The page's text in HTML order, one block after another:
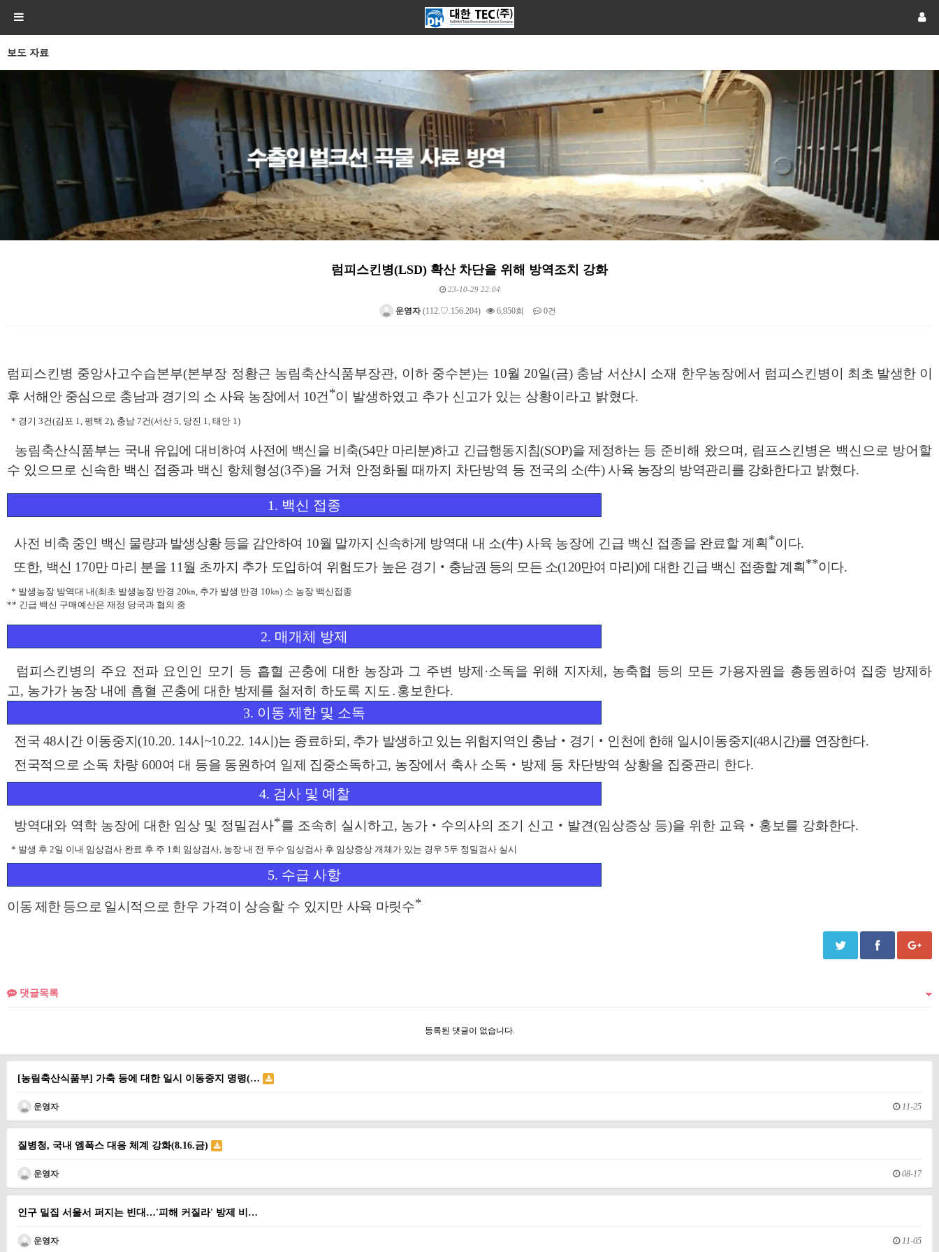
보도 자료
럼피스킨병(LSD) 확산 차단을 위해 방역조치 강화
23-10-29 22:04
운영자(112.♡.156.204) 6,950회 0건
럼피스킨병 중앙사고수습본부(본부장 정황근 농림축산식품부장관, 이하 중수본)는 10월 20일(금) 충남 서산시 소재 한우농장에서 럼피스킨병이 최초 발생한 이
후 서해안 중심으로 충남과 경기의 소 사육 농장에서 10건*이 발생하였고 추가 신고가 있는 상황이라고 밝혔다.
* 경기 3건(김포 1, 평택 2), 충남 7건(서산 5, 당진 1, 태안 1)
농림축산식품부는 국내 유입에 대비하여 사전에 백신을 비축(54만 마리분)하고 긴급행동지침(SOP)을 제정하는 등 준비해 왔으며, 림프스킨병은 백신 으로 방어할
수 있으므로 신속한 백신 접종과 백신 항체형성(3주)을 거쳐 안정화될 때까지 차단방역 등 전국의 소(牛) 사육 농장의 방역관리를 강화한다고 밝혔다.
1. 백신 접종
사전 비축 중인 백신 물량과 발생상황 등을 감안하여 10월 말까지 신속하게 방역대 내 소(牛) 사육 농장에 긴급 백신 접종을 완료할 계획*이다.
또한, 백신 170만 마리 분을 11월 초까지 추가 도입하여 위험도가 높은 경기 ‧ 충남권 등의 모든 소(120만여 마리)에 대한 긴급 백신 접종할 계획**이다.
* 발생농장 방역대 내(최초 발생농장 반경 20㎞ 추가 발생 반경 10㎞) 소 농장 백신접종
** 긴급 백신 구매예산은 재정 당국과 협의 중
2. 매개체 방제
럼피스킨병의 주요 전파 요인인 모기 등 흡혈 곤충에 대한 농장과 그 주변 방제·소독을 위해 지자체, 농축협 등의 모든 가용자원을 총동원하여 집중 방제하
고, 농가가 농장 내에 흡혈 곤충에 대한 방제를 철저히 하도록 지도 ․홍보한다.
3. 이동 제한 및 소독
전국 48시간 이동중지(10.20. 14시~10.22. 14시)는 종료하되, 추가 발생하고 있는 위험지역인 충남‧ 경기 ‧ 인천에 한해 일시이동중지(48시간)를 연장한다.
전국적으로 소독 차량 600여 대 등을 동원하여 일제 집중소독하고, 농장에서 축사 소독 ‧ 방제 등 차단방역 상황을 집중관리 한다.
4. 검사 및 예찰
방역대와 역학 농장에 대한 임상 및 정밀검사*를 조속히 실시하고, 농가 ‧ 수의사의 조기 신고 ‧ 발견(임상증상 등)을 위한 교육 ‧ 홍보를 강화한다.
* 발생 후 2일 이내 임상검사 완료 후 주 1회 임상검사, 농장 내 전 두수 임상검사 후 임상증상 개체가 있는 경우 5두 정밀검사 실시
5. 수급 사항
이동 제한 등으로 일시적으로 한우 가격이 상승할 수 있지만 사육 마릿수*
댓글목록
등록된 댓글이 없습니다.
[농림축산식품부] 가축 등에 대한 일시 이동중지 명령(…
운영자 11-25
질병청, 국내 엠폭스 대응 체계 강화(8.16.금)
운영자 08-17
인구 밀집 서울서 퍼지는 빈대…'피해 커질라' 방제 비…
운영자 11-05